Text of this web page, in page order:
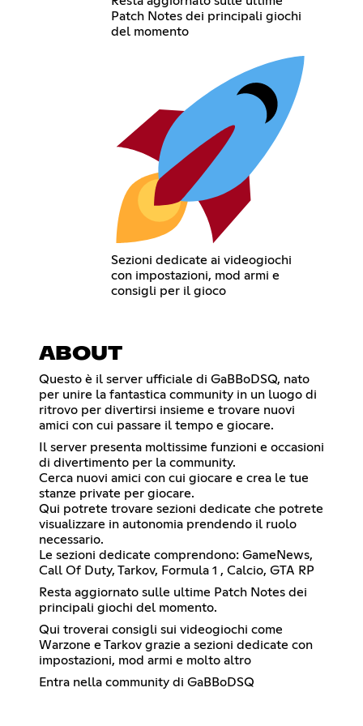
Patch Notes dei principali giochi
del momento
Sezioni dedicate ai videogiochi
con impostazioni, mod armi e
consigli per il gioco
ABOUT
Questo è il server ufficiale di GaBBoDSQ, nato
per unire la fantastica community in un luogo di
ritrovo per divertirsi insieme e trovare nuovi
amici con cui passare il tempo e giocare.
Il server presenta moltissime funzioni e occasioni
di divertimento per la community.
Cerca nuovi amici con cui giocare e crea le tue
stanze private per giocare.
Qui potrete trovare sezioni dedicate che potrete
visualizzare in autonomia prendendo il ruolo
necessario.
Le sezioni dedicate comprendono: GameNews,
Call Of Duty, Tarkov, Formula 1 , Calcio, GTA RP
Resta aggiornato sulle ultime Patch Notes dei
principali giochi del momento.
Qui troverai consigli sui videogiochi come
Warzone e Tarkov grazie a sezioni dedicate con
impostazioni, mod armi e molto altro
Entra nella community di GaBBoDSQ